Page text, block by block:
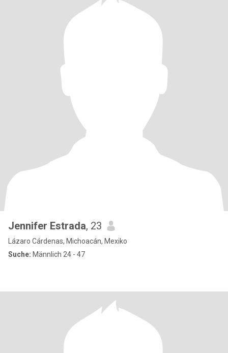
Jennifer Estrada, 23
Lázaro Cárdenas, Michoacán, Mexiko
Suche: Männlich 24 - 47